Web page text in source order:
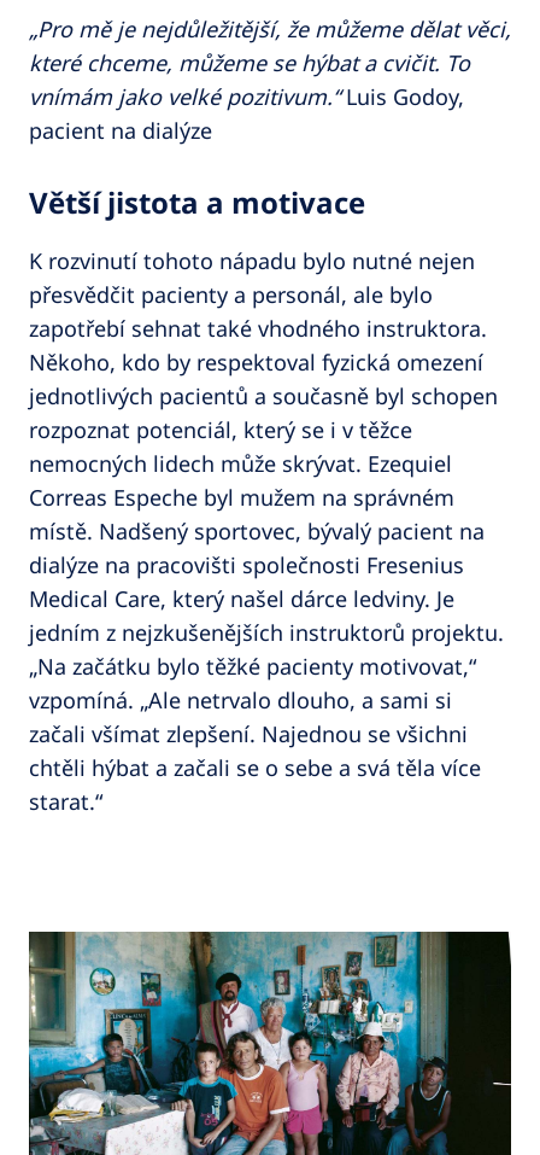
„Pro mě je nejdůležitější, že můžeme dělat věci,
které chceme, můžeme se hýbat a cvičit. To
vnímám jako velké pozitivum.“Luis Godoy,
pacient na dialýze
Větší jistota a motivace
K rozvinutí tohoto nápadu bylo nutné nejen
přesvědčit pacienty a personál, ale bylo
zapotřebí sehnat také vhodného instruktora.
Někoho, kdo by respektoval fyzická omezení
jednotlivých pacientů a současně byl schopen
rozpoznat potenciál, který se i v těžce
nemocných lidech může skrývat. Ezequiel
Correas Espeche byl mužem na správném
místě. Nadšený sportovec, bývalý pacient na
dialýze na pracovišti společnosti Fresenius
Medical Care, který našel dárce ledviny. Je
jedním z nejzkušenějších instruktorů projektu.
„Na začátku bylo těžké pacienty motivovat,“
vzpomíná. „Ale netrvalo dlouho, a sami si
začali všímat zlepšení. Najednou se všichni
chtěli hýbat a začali se o sebe a svá těla více
starat.“